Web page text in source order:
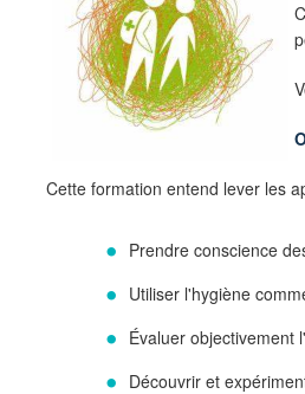
Cette formation entend lever les
Prendre conscience
Utiliser l'hygiène
Évaluer objectivement
Découvrir et